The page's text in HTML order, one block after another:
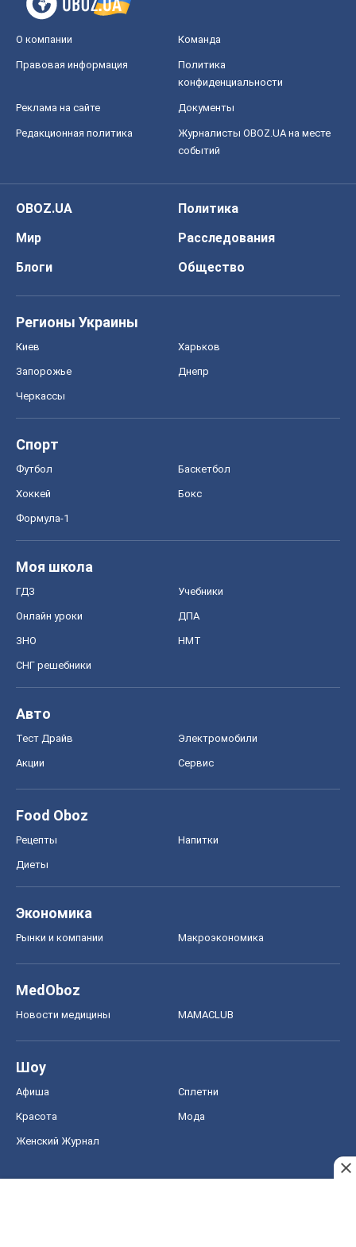
О компании Команда
Правовая информация
Политика
конфиденциальности
Реклама на сайте Документы
Редакционная политика
Журналисты OBOZ.UA на месте
событий
OBOZ.UA
Политика
Мир
Расследования
Блоги
Общество
Регионы Украины
Киев Харьков
Запорожье Днепр
Черкассы
Спорт
Футбол Баскетбол
Хоккей Бокс
Формула-1
Моя школа
ГДЗ Учебники
Онлайн уроки ДПА
ЗНО НМТ
СНГ решебники
Авто
Тест Драйв Электромобили
Акции Сервис
Food Oboz
Рецепты Напитки
Диеты
Экономика
Рынки и компании Mакроэкономика
MedOboz
Новости медицины MAMACLUB
Шоу
Афиша Сплетни
Красота Мода
Женский Журнал